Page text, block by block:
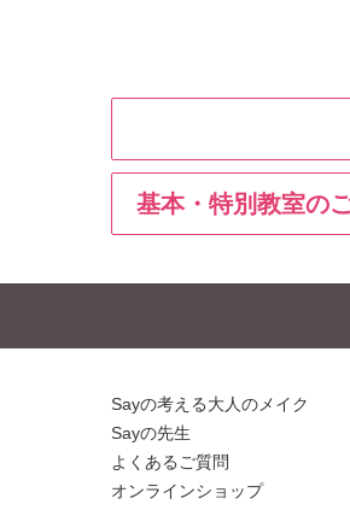
基本・特別教室の
Sayの考える大人のメイク
Sayの先生
よくあるご質問
オンラインショップ